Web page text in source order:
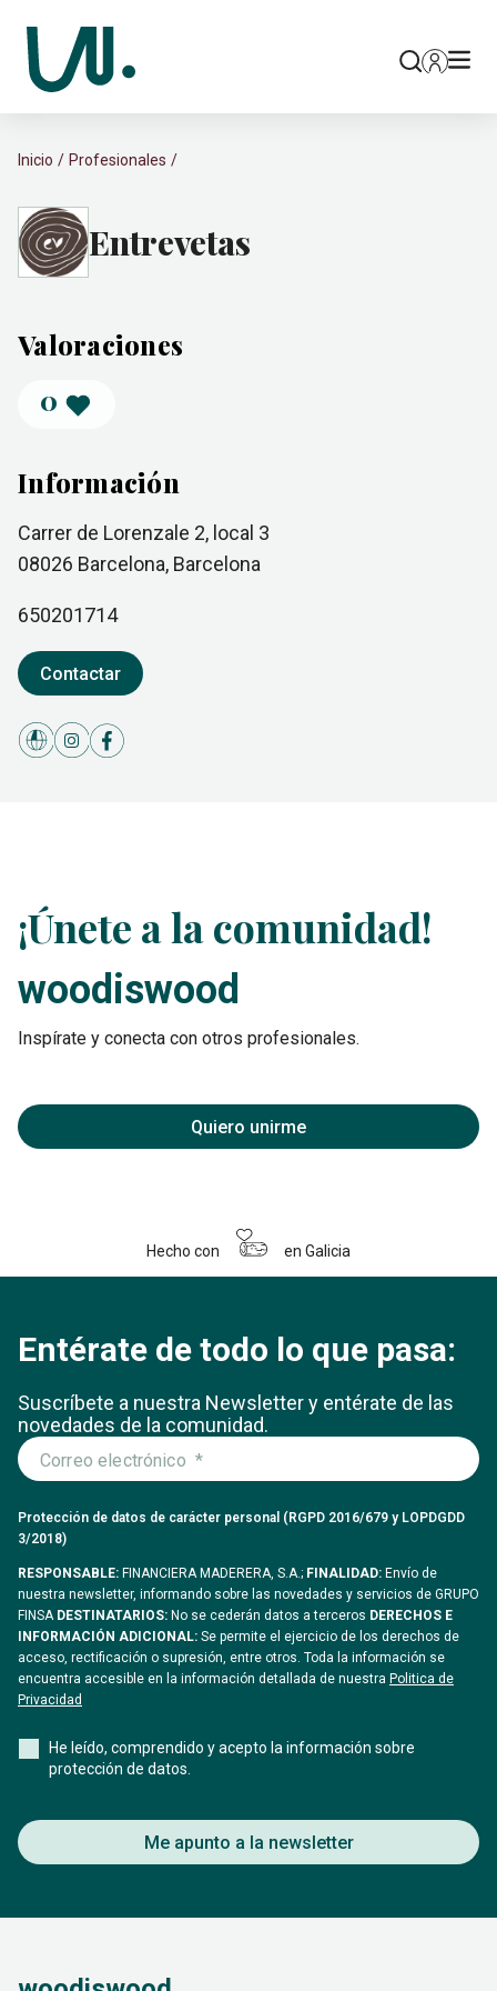
Inicio Profesionales
Entrevetas
Valoraciones
0
Información
Carrer de Lorenzale 2, local 3
08026 Barcelona, Barcelona
650201714
Contactar
¡Únete a la comunidad!
woodiswood
Inspírate y conecta con otros profesionales.
Quiero unirme
Hecho con en Galicia
Entérate de todo lo que pasa:
Suscríbete a nuestra Newsletter y entérate de las
novedades de la comunidad.
Protección de datos de carácter personal (RGPD 2016/679 y LOPDGDD
3/2018)
RESPONSABLE: FINANCIERA MADERERA, S.A.; FINALIDAD: Envío de
nuestra newsletter, informando sobre las novedades y servicios de GRUPO
FINSADESTINATARIOS: No se cederán datos a terceros DERECHOS E
INFORMACIÓN ADICIONAL: Se permite el ejercicio de los derechos de
acceso, rectificación o supresión, entre otros. Toda la información se
encuentra accesible en la información detallada de nuestra Politica de
Privacidad
He leído, comprendido y acepto la información sobre
protección de datos.
Me apunto a la newsletter